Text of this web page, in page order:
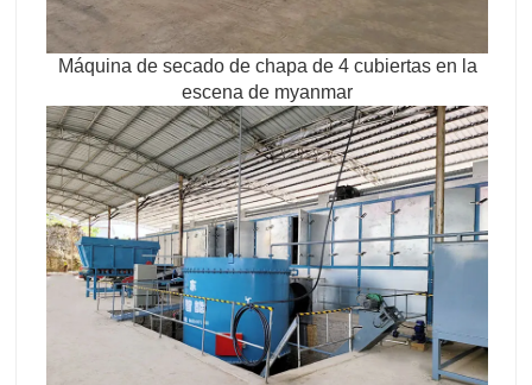
Máquina de secado de chapa de 4 cubiertas en la
escena de myanmar